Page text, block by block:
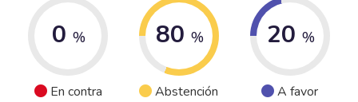
0 %
En contra
80 %
Abstención
20 %
A favor